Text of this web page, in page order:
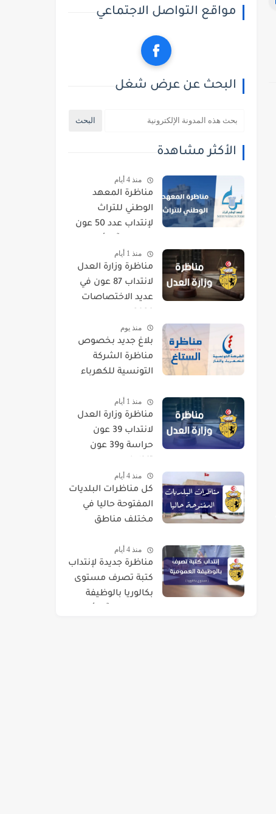
مواقع التواصل الاجتماعي
البحث عن عرض شغل
الأكثر مشاهدة
منذ 4 أيام
مناظرة المعهد
الوطني للتراث
لإنتداب عدد 50 عون
2026
منذ 1 أيام
مناظرة وزارة العدل
لانتداب 87 عون في
عديد الاختصاصات
منذ يوم
بلاغ جديد بخصوص
مناظرة الشركة
التونسية للكهرباء
إطارات
منذ 1 أيام
مناظرة وزارة العدل
لانتداب 39 عون
حراسة و39 عون
منذ 4 أيام
كل مناظرات البلديات
المفتوحة حاليا في
مختلف مناطق
منذ 4 أيام
مناظرة جديدة لإنتداب
كتبة تصرف مستوى
بكالوريا بالوظيفة